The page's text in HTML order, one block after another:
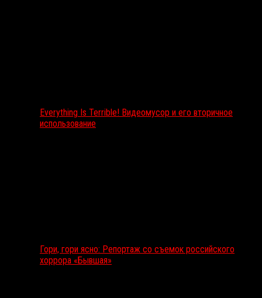
Everything Is Terrible! Видеомусор и его вторичное
использование
Гори, гори ясно: Репортаж со съемок российского
хоррора «Бывшая»